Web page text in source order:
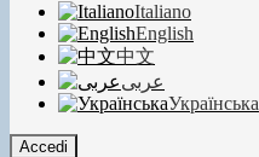
Italiano
English
中文
عربى
Українська
Accedi